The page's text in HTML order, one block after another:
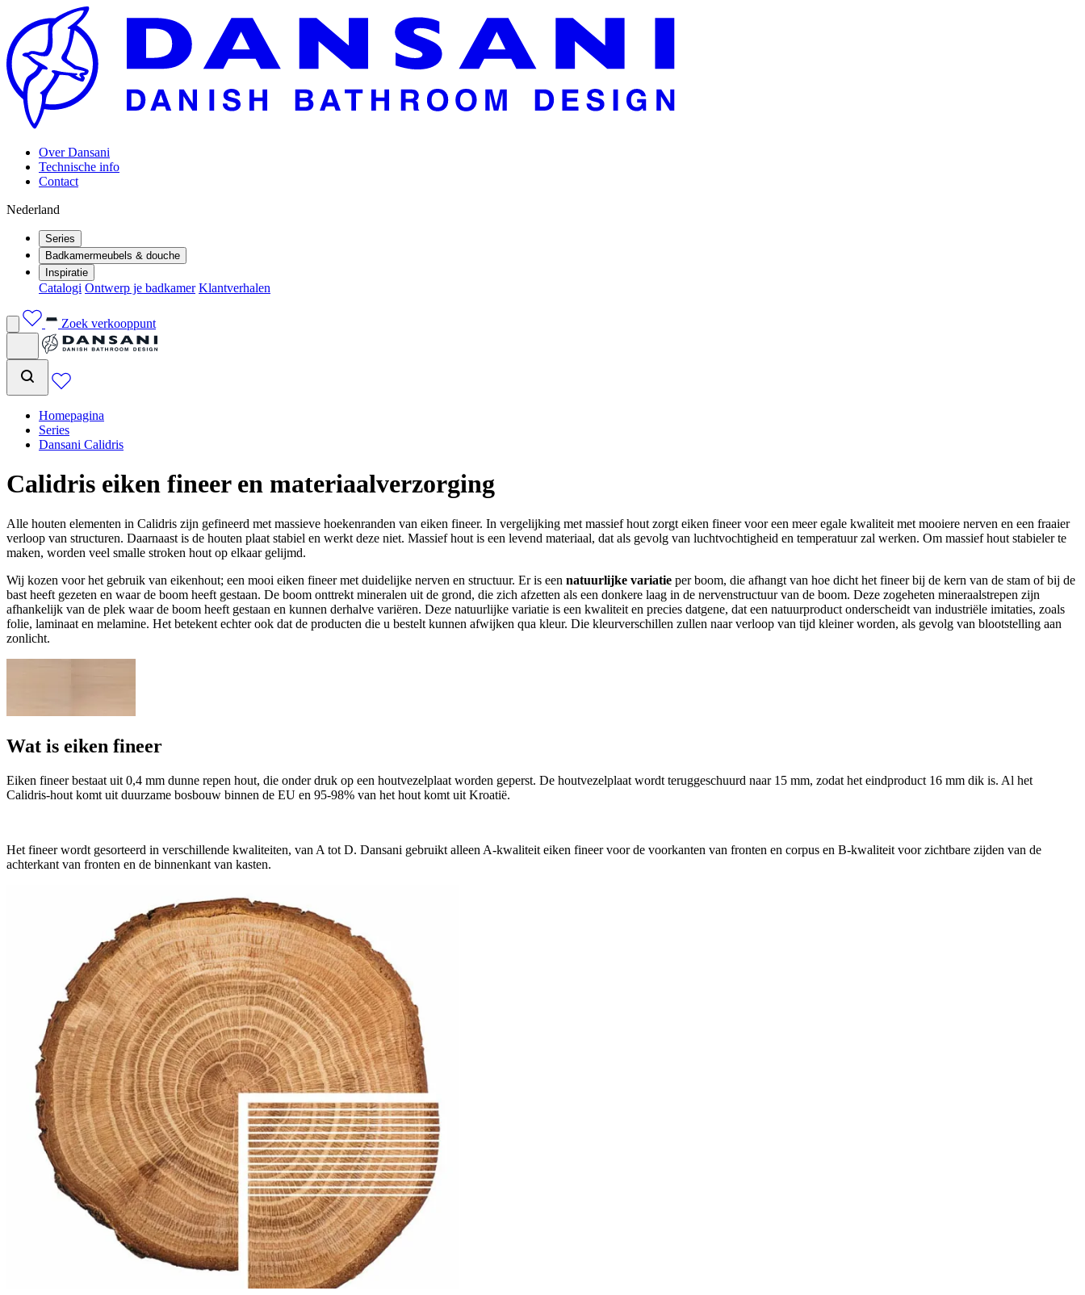
Over Dansani
Technische info
Contact
Nederland
Series
Badkamermeubels & douche
Inspiratie
Catalogi Ontwerp je badkamer Klantverhalen
Zoek verkooppunt
Homepagina
Series
Dansani Calidris
Calidris eiken fineer en materiaalverzorging
Alle houten elementen in Calidris zijn gefineerd met massieve hoekenranden van eiken fineer. In vergelijking met massief hout zorgt eiken fineer voor een meer egale kwaliteit met mooiere nerven en een fraaier
verloop van structuren. Daarnaast is de houten plaat stabiel en werkt deze niet. Massief hout is een levend materiaal, dat als gevolg van luchtvochtigheid en temperatuur zal werken. Om massief hout stabieler te
maken, worden veel smalle stroken hout op elkaar gelijmd.
Wij kozen voor het gebruik van eikenhout; een mooi eiken fineer met duidelijke nerven en structuur. Er is een natuurlijke variatie per boom, die afhangt van hoe dicht het fineer bij de kern van de stam of bij de
bast heeft gezeten en waar de boom heeft gestaan. De boom onttrekt mineralen uit de grond, die zich afzetten als een donkere laag in de nervenstructuur van de boom. Deze zogeheten mineraalstrepen zijn
afhankelijk van de plek waar de boom heeft gestaan en kunnen derhalve variëren. Deze natuurlijke variatie is een kwaliteit en precies datgene, dat een natuurproduct onderscheidt van industriële imitaties, zoals
folie, laminaat en melamine. Het betekent echter ook dat de producten die u bestelt kunnen afwijken qua kleur. Die kleurverschillen zullen naar verloop van tijd kleiner worden, als gevolg van blootstelling aan
zonlicht.
Wat is eiken fineer
Eiken fineer bestaat uit 0,4 mm dunne repen hout, die onder druk op een houtvezelplaat worden geperst. De houtvezelplaat wordt teruggeschuurd naar 15 mm, zodat het eindproduct 16 mm dik is. Al het
Calidris-hout komt uit duurzame bosbouw binnen de EU en 95-98% van het hout komt uit Kroatië.
Het fineer wordt gesorteerd in verschillende kwaliteiten, van A tot D. Dansani gebruikt alleen A-kwaliteit eiken fineer voor de voorkanten van fronten en corpus en B-kwaliteit voor zichtbare zijden van de
achterkant van fronten en de binnenkant van kasten.